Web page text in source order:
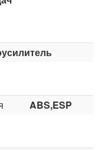
ABS,ESP